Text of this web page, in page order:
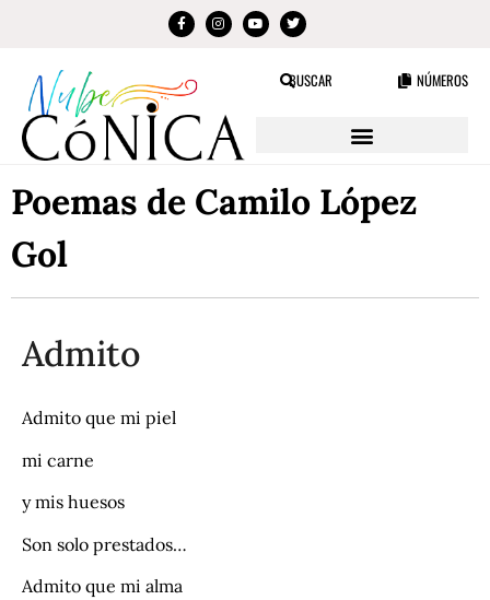
BUSCAR NÚMEROS
Poemas de Camilo López
Gol
Admito
Admito que mi piel
mi carne
y mis huesos
Son solo prestados…
Admito que mi alma